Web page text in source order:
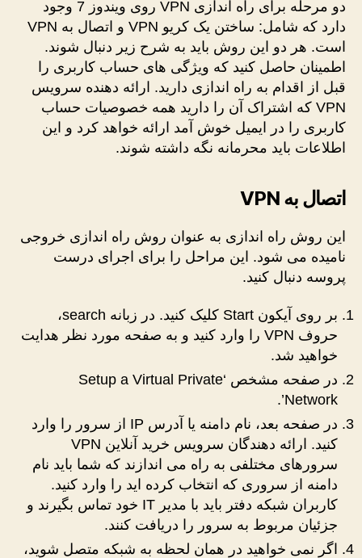
دو مرحله برای راه اندازی VPN روی ویندوز 7 وجود
دارد که شامل: ساختن یک کریو VPN و اتصال به VPN
است. هر دو این روش باید به شرح زیر دنبال شوند.
اطمینان حاصل کنید که ویژگی های حساب کاربری را
قبل از اقدام به راه اندازی دارید. ارائه دهنده سرویس
VPN که اشتراک آن را دارید همه خصوصیات حساب
کاربری را در ایمیل خوش آمد ارائه خواهد کرد و این
اطلاعات باید محرمانه نگه داشته شوند.
اتصال بهVPN
این روش راه اندازی به عنوان روش راه اندازی خروجی
نامیده می شود. این مراحل را برای اجرای درست
پروسه دنبال کنید.
بر روی آیکون Start کلیک کنید. در زبانه search،
حروف VPN را وارد کنید و به صفحه مورد نظر هدایت
خواهید شد.
در صفحه مشخص ‘Setup a Virtual Private
Network’.
در صفحه بعد، نام دامنه یا آدرس IP از سرور را وارد
کنید. ارائه دهندگان سرویس خرید آنلاین VPN
سرورهای مختلفی به راه می اندازند که شما باید نام
دامنه از سروری که انتخاب کرده اید را وارد کنید.
کاربران شبکه دفتر باید با مدیر IT خود تماس بگیرند و
جزئیان مربوط به سرور را دریافت کنند.
اگر نمی خواهید در همان لحظه به شبکه متصل شوید،